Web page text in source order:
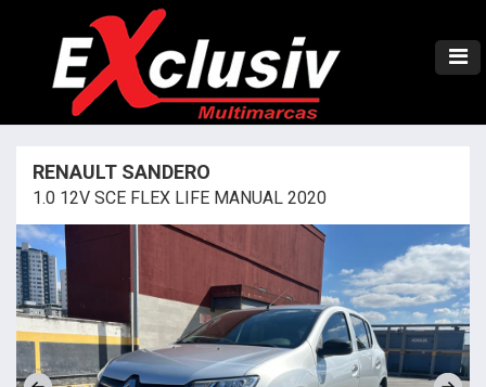
RENAULT SANDERO
1.0 12V SCE FLEX LIFE MANUAL 2020